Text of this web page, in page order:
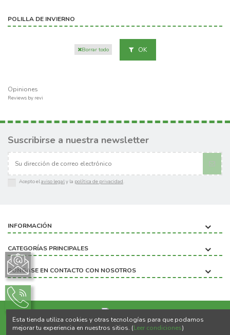
POLILLA DE INVIERNO
Borrar todo OK
Opiniones
Reviews by revi
Suscribirse a nuestra newsletter
Acepto elaviso legaly la política de privacidad.
INFORMACIÓN
CATEGORÍAS PRINCIPALES
PÓNGASE EN CONTACTO CON NOSOTROS
Copyright ©2020 BIOBICHO
Esta tienda utiliza cookies y otras tecnologías para que podamos
mejorar tu experiencia en nuestros sitios. (Leer condiciones)